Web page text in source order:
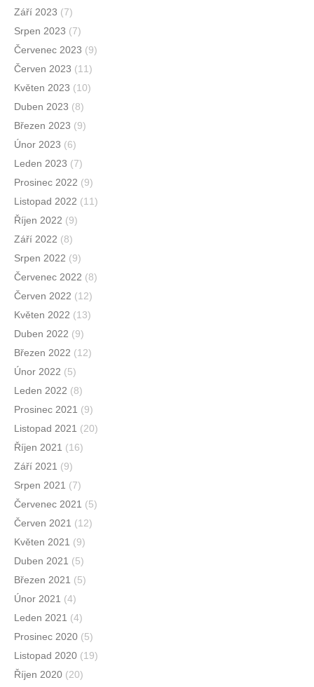
Září 2023 (7)
Srpen 2023 (7)
Červenec 2023 (9)
Červen 2023 (11)
Květen 2023 (10)
Duben 2023 (8)
Březen 2023 (9)
Únor 2023 (6)
Leden 2023 (7)
Prosinec 2022 (9)
Listopad 2022 (11)
Říjen 2022 (9)
Září 2022 (8)
Srpen 2022 (9)
Červenec 2022 (8)
Červen 2022 (12)
Květen 2022 (13)
Duben 2022 (9)
Březen 2022 (12)
Únor 2022 (5)
Leden 2022 (8)
Prosinec 2021 (9)
Listopad 2021 (20)
Říjen 2021 (16)
Září 2021 (9)
Srpen 2021 (7)
Červenec 2021 (5)
Červen 2021 (12)
Květen 2021 (9)
Duben 2021 (5)
Březen 2021 (5)
Únor 2021 (4)
Leden 2021 (4)
Prosinec 2020 (5)
Listopad 2020 (19)
Říjen 2020 (20)